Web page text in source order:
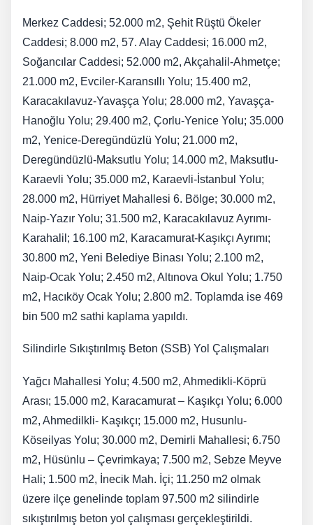
Merkez Caddesi; 52.000 m2, Şehit Rüştü Ökeler
Caddesi; 8.000 m2, 57. Alay Caddesi; 16.000 m2,
Soğancılar Caddesi; 52.000 m2, Akçahalil-Ahmetçe;
21.000 m2, Evciler-Karansıllı Yolu; 15.400 m2,
Karacakılavuz-Yavaşça Yolu; 28.000 m2, Yavaşça-
Hanoğlu Yolu; 29.400 m2, Çorlu-Yenice Yolu; 35.000
m2, Yenice-Deregündüzlü Yolu; 21.000 m2,
Deregündüzlü-Maksutlu Yolu; 14.000 m2, Maksutlu-
Karaevli Yolu; 35.000 m2, Karaevli-İstanbul Yolu;
28.000 m2, Hürriyet Mahallesi 6. Bölge; 30.000 m2,
Naip-Yazır Yolu; 31.500 m2, Karacakılavuz Ayrımı-
Karahalil; 16.100 m2, Karacamurat-Kaşıkçı Ayrımı;
30.800 m2, Yeni Belediye Binası Yolu; 2.100 m2,
Naip-Ocak Yolu; 2.450 m2, Altınova Okul Yolu; 1.750
m2, Hacıköy Ocak Yolu; 2.800 m2. Toplamda ise 469
bin 500 m2 sathi kaplama yapıldı.
Silindirle Sıkıştırılmış Beton (SSB) Yol Çalışmaları
Yağcı Mahallesi Yolu; 4.500 m2, Ahmedikli-Köprü
Arası; 15.000 m2, Karacamurat – Kaşıkçı Yolu; 6.000
m2, Ahmedilkli- Kaşıkçı; 15.000 m2, Husunlu-
Köseilyas Yolu; 30.000 m2, Demirli Mahallesi; 6.750
m2, Hüsünlu – Çevrimkaya; 7.500 m2, Sebze Meyve
Hali; 1.500 m2, İnecik Mah. İçi; 11.250 m2 olmak
üzere ilçe genelinde toplam 97.500 m2 silindirle
sıkıştırılmış beton yol çalışması gerçekleştirildi.